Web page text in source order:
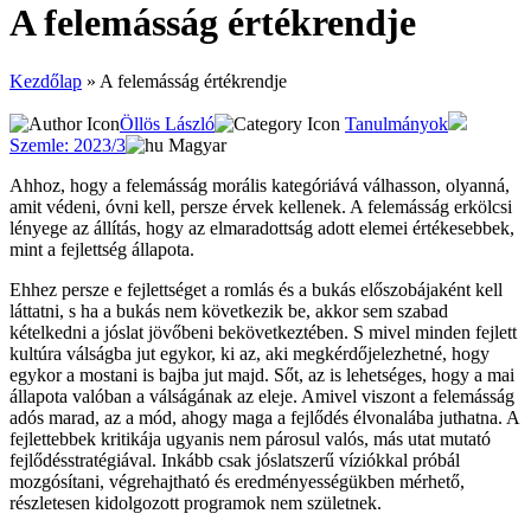
A felemásság értékrendje
Kezdőlap » A felemásság értékrendje
Öllös László
Tanulmányok
Szemle: 2023/3
Magyar
Ahhoz, hogy a felemásság morális kategóriává válhasson, olyanná,
amit védeni, óvni kell, persze érvek kellenek. A felemásság erkölcsi
lényege az állítás, hogy az elmaradottság adott elemei értékesebbek,
mint a fejlettség állapota.
Ehhez persze e fejlettséget a romlás és a bukás előszobájaként kell
láttatni, s ha a bukás nem következik be, akkor sem szabad
kételkedni a jóslat jövőbeni bekövetkeztében. S mivel minden fejlett
kultúra válságba jut egykor, ki az, aki megkérdőjelezhetné, hogy
egykor a mostani is bajba jut majd. Sőt, az is lehetséges, hogy a mai
állapota valóban a válságának az eleje. Amivel viszont a felemásság
adós marad, az a mód, ahogy maga a fejlődés élvonalába juthatna. A
fejlettebbek kritikája ugyanis nem párosul valós, más utat mutató
fejlődésstratégiával. Inkább csak jóslatszerű víziókkal próbál
mozgósítani, végrehajtható és eredményességükben mérhető,
részletesen kidolgozott programok nem születnek.